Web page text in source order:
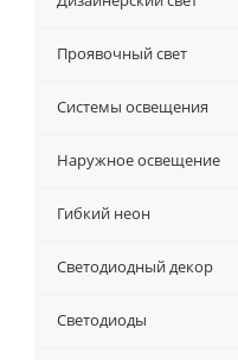
Проявочный свет
Системы освещения
Наружное освещение
Гибкий неон
Светодиодный декор
Светодиоды